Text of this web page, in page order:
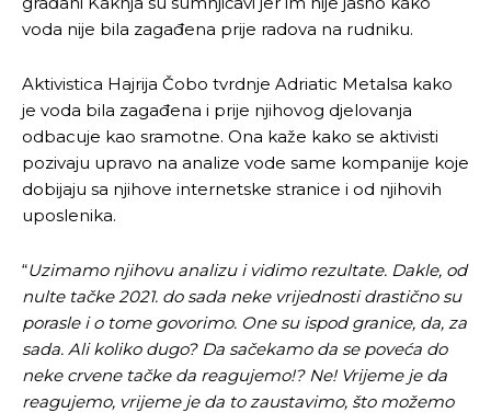
voda nije bila zagađena prije radova na rudniku.
Aktivistica Hajrija Čobo tvrdnje Adriatic Metalsa kako
je voda bila zagađena i prije njihovog djelovanja
odbacuje kao sramotne. Ona kaže kako se aktivisti
pozivaju upravo na analize vode same kompanije koje
dobijaju sa njihove internetske stranice i od njihovih
uposlenika.
“Uzimamo njihovu analizu i vidimo rezultate. Dakle, od
nulte tačke 2021. do sada neke vrijednosti drastično su
porasle i o tome govorimo. One su ispod granice, da, za
sada. Ali koliko dugo? Da sačekamo da se poveća do
neke crvene tačke da reagujemo!? Ne! Vrijeme je da
reagujemo, vrijeme je da to zaustavimo, što možemo